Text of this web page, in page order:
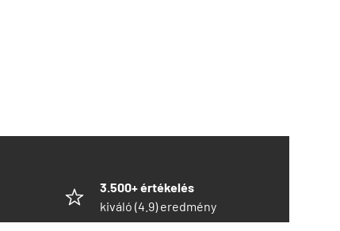
3.500+ értékelés
kiváló (4.9) eredmény